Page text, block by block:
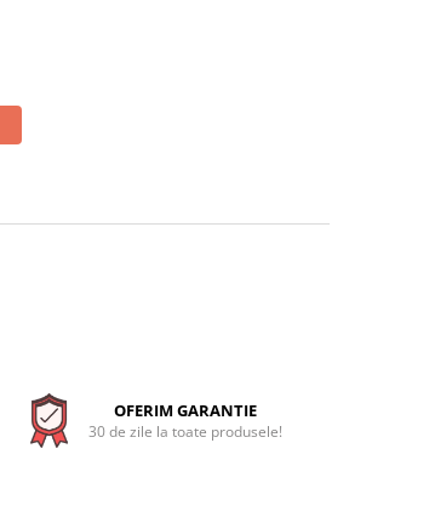
OFERIM GARANTIE
30 de zile la toate produsele!